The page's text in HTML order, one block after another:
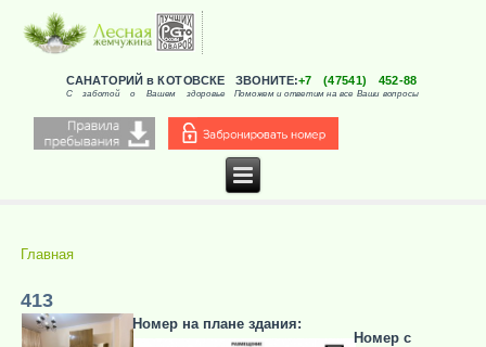
САНАТОРИЙ в КОТОВСКЕ
С заботой о Вашем здоровье
ЗВОНИТЕ:+7 (47541) 452-88
Поможем и ответим на все Ваши вопросы
Вы здесь
Главная
413
Номер на плане здания:
Номер с